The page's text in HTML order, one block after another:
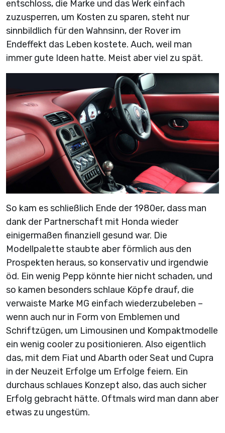
entschloss, die Marke und das Werk einfach
zuzusperren, um Kosten zu sparen, steht nur
sinnbildlich für den Wahnsinn, der Rover im
Endeffekt das Leben kostete. Auch, weil man
immer gute Ideen hatte. Meist aber viel zu spät.
So kam es schließlich Ende der 1980er, dass man
dank der Partnerschaft mit Honda wieder
einigermaßen finanziell gesund war. Die
Modellpalette staubte aber förmlich aus den
Prospekten heraus, so konservativ und irgendwie
öd. Ein wenig Pepp könnte hier nicht schaden, und
so kamen besonders schlaue Köpfe drauf, die
verwaiste Marke MG einfach wiederzubeleben –
wenn auch nur in Form von Emblemen und
Schriftzügen, um Limousinen und Kompaktmodelle
ein wenig cooler zu positionieren. Also eigentlich
das, mit dem Fiat und Abarth oder Seat und Cupra
in der Neuzeit Erfolge um Erfolge feiern. Ein
durchaus schlaues Konzept also, das auch sicher
Erfolg gebracht hätte. Oftmals wird man dann aber
etwas zu ungestüm.